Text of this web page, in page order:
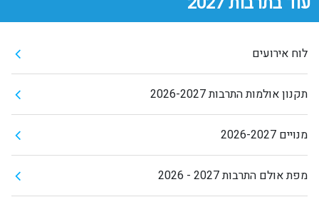
לוח אירועים
תקנון אולמות התרבות 2026-2027
מנויים 2026-2027
מפת אולם התרבות 2027 - 2026